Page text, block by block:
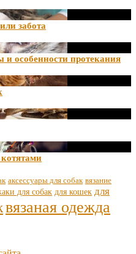
забота
особенности протекания
аксессуары для собак вязание
для собак для кошек для
вязаная одежда